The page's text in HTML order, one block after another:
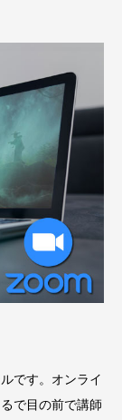
です。オンライ
で目の前で講師